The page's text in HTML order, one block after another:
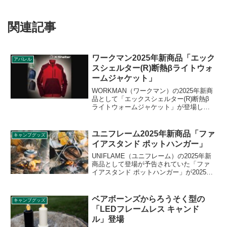
関連記事
アパレル
ワークマン2025年新商品「エック
スシェルター(R)断熱βライトウォ
ームジャケット」
WORKMAN（ワークマン）の2025年新商
品として「エックスシェルター(R)断熱β
ライトウォームジャケット」が登場しま
ー）断熱βを採用したライトウォームジャ
ケットです。詳細をレビューします。
キャンプグッズ
ユニフレーム2025年新商品「ファ
イアスタンド ポットハンガー」
UNIFLAME（ユニフレーム）の2025年新
商品として登場が予告されていた「ファ
イアスタンド ポットハンガー」が2025年
ーを吊り下げできるハンガーで、長さを
調節できるチェーンも付属します。詳細
をレビューします。
キャンプグッズ
ベアボーンズからろうそく型の
「LEDフレームレス キャンド
ル」登場